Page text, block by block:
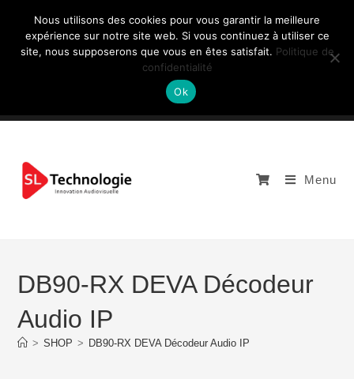
NOUS CONTACTEZ: +33 (0)4 77 81 49 35
Menu
DB90-RX DEVA Décodeur
Audio IP
> SHOP > DB90-RX DEVA Décodeur Audio IP
Nous utilisons des cookies pour vous garantir la meilleure
expérience sur notre site web. Si vous continuez à utiliser ce
site, nous supposerons que vous en êtes satisfait. Politique de
confidentialité
Ok